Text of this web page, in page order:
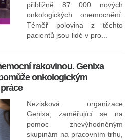
přibližně 87 000 nových
onkologických onemocnění.
Téměř polovina z těchto
pacientů jsou lidé v pro...
rakovinou. Genixa
onkologickým
Nezisková organizace
Genixa, zaměřující se na
pomoc znevýhodněným
skupinám na pracovním trhu,